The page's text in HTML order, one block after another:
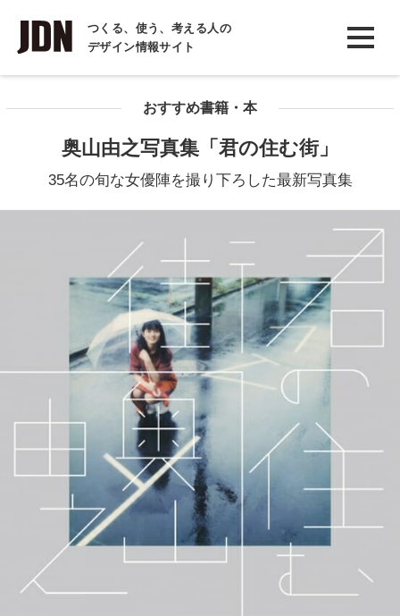
つくる、使う、考える人の
デザイン情報サイト
INTERVIEW
インタビュー
COLUMN
おすすめ書籍・本
奥山由之写真集「君の住む街」
35名の旬な女優陣を撮り下ろした最新写真集